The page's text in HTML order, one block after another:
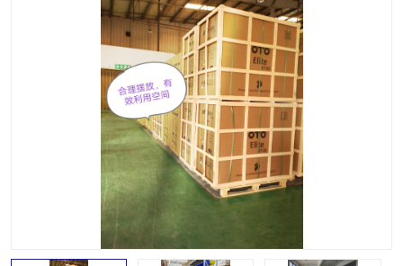
上海仓库代运营 上海托管仓库
上海第三方仓储 上海仓储服务
上海电商代发货仓库
上海托管仓库